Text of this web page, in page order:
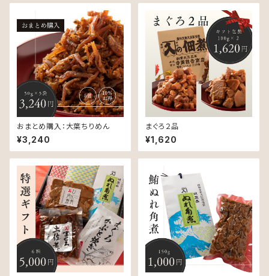
おまとめ購入：大葉ちりめん
¥3,240
まぐろ２品
¥1,620